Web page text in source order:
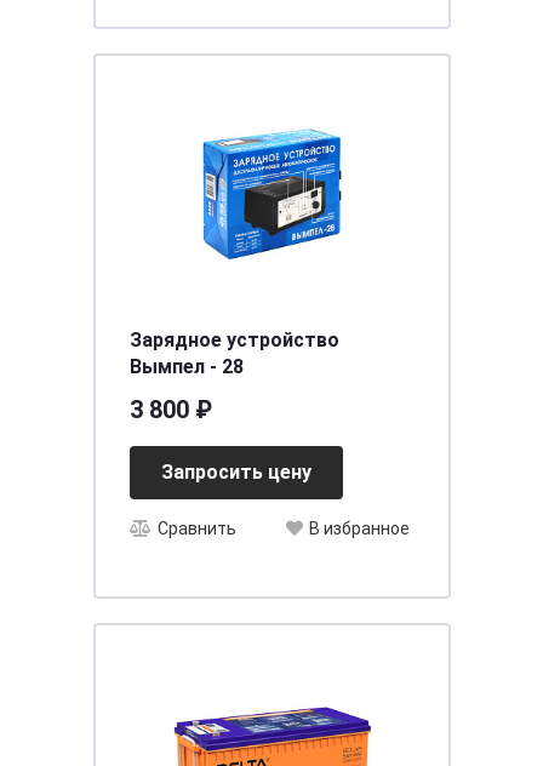
Зарядное устройство
Вымпел - 28
3 800 ₽
Запросить цену
Сравнить В избранное